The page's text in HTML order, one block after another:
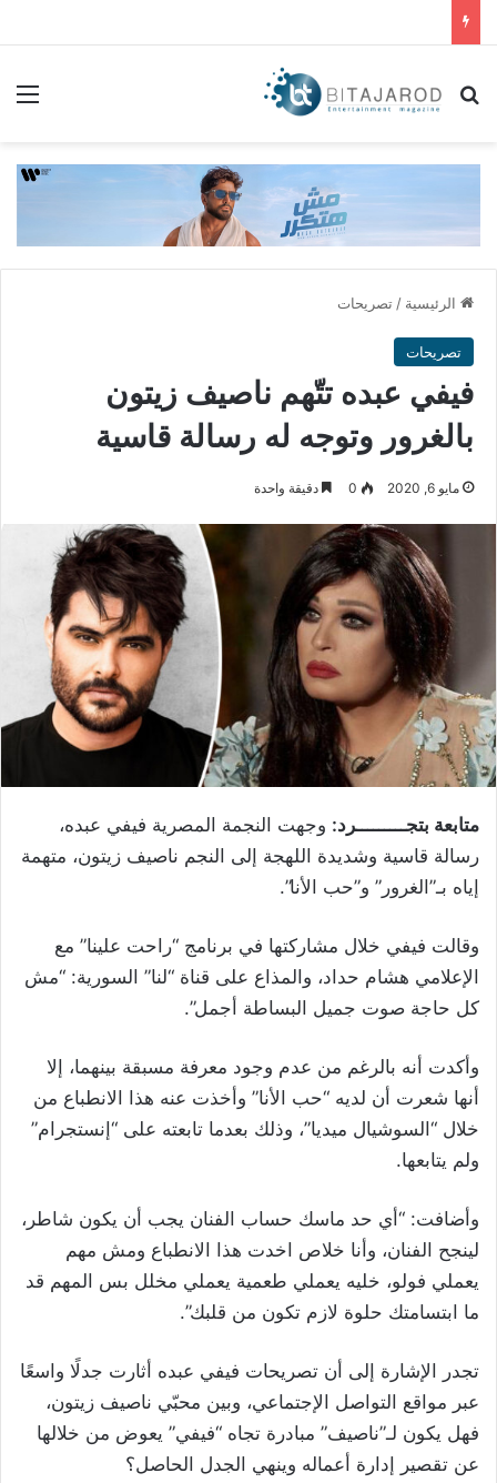
بحث عن
الرئيسية / تصريحات
تصريحات
فيفي عبده تتّهم ناصيف زيتون
بالغرور وتوجه له رسالة قاسية
مايو 6, 2020 0 دقيقة واحدة
متابعة بتجـــــــــرد: وجهت النجمة المصرية فيفي عبده،
رسالة قاسية وشديدة اللهجة إلى النجم ناصيف زيتون، متهمة
إياه بـ”الغرور” و”حب الأنا”.
وقالت فيفي خلال مشاركتها في برنامج “راحت علينا” مع
الإعلامي هشام حداد، والمذاع على قناة “لنا” السورية: “مش
كل حاجة صوت جميل البساطة أجمل”.
وأكدت أنه بالرغم من عدم وجود معرفة مسبقة بينهما، إلا
أنها شعرت أن لديه “حب الأنا” وأخذت عنه هذا الانطباع من
خلال “السوشيال ميديا”، وذلك بعدما تابعته على “إنستجرام”
ولم يتابعها.
وأضافت: “أي حد ماسك حساب الفنان يجب أن يكون شاطر،
لينجح الفنان، وأنا خلاص اخدت هذا الانطباع ومش مهم
يعملي فولو، خليه يعملي طعمية يعملي مخلل بس المهم قد
ما ابتسامتك حلوة لازم تكون من قلبك”.
تجدر الإشارة إلى أن تصريحات فيفي عبده أثارت جدلًا واسعًا
عبر مواقع التواصل الإجتماعي، وبين محبّي ناصيف زيتون،
فهل يكون لـ”ناصيف” مبادرة تجاه “فيفي” يعوض من خلالها
عن تقصير إدارة أعماله وينهي الجدل الحاصل؟